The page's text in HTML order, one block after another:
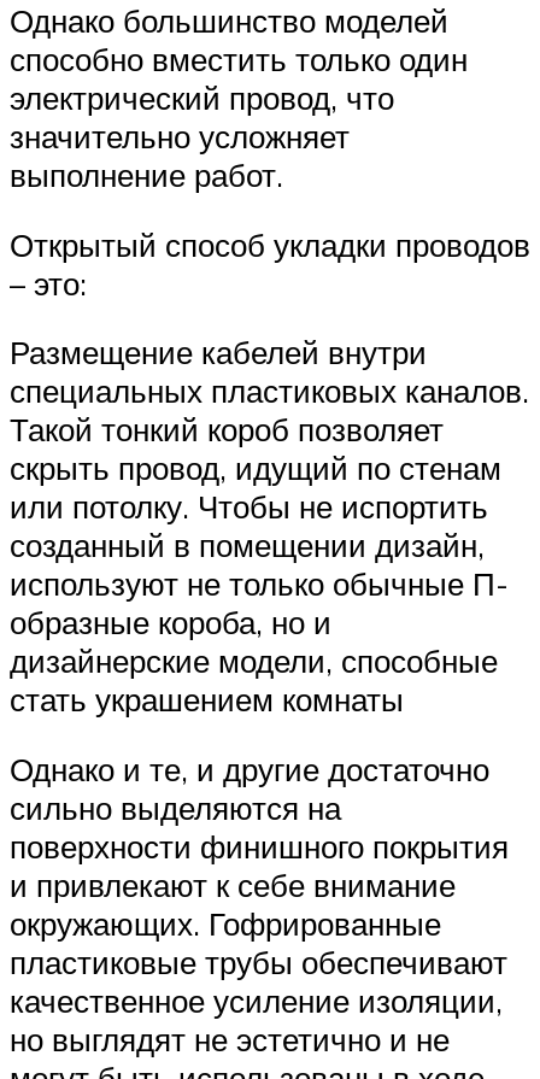
Однако большинство моделей
способно вместить только один
электрический провод, что
значительно усложняет
выполнение работ.
Открытый способ укладки проводов
– это:
Размещение кабелей внутри
специальных пластиковых каналов.
Такой тонкий короб позволяет
скрыть провод, идущий по стенам
или потолку. Чтобы не испортить
созданный в помещении дизайн,
используют не только обычные П-
образные короба, но и
дизайнерские модели, способные
стать украшением комнаты
Однако и те, и другие достаточно
сильно выделяются на
поверхности финишного покрытия
и привлекают к себе внимание
окружающих. Гофрированные
пластиковые трубы обеспечивают
качественное усиление изоляции,
но выглядят не эстетично и не